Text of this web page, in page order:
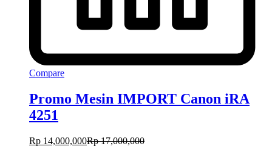
Compare
Promo Mesin IMPORT Canon iRA
4251
Rp 14,000,000Rp17,000,000